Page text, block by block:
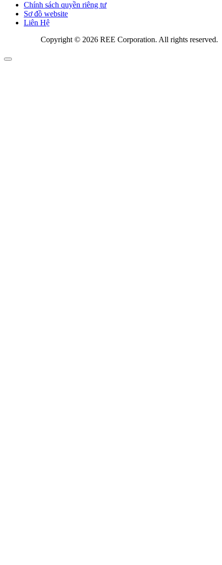
Chính sách quyền riêng tư
Sơ đồ website
Liên Hệ
Copyright © 2026 REE Corporation. All rights reserved.